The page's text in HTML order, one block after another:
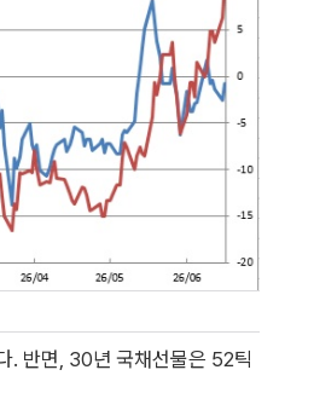
. 반면, 30년 국채선물은 52틱